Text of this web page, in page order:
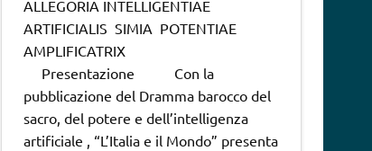
ALLEGORIA INTELLIGENTIAE
ARTIFICIALIS SIMIA POTENTIAE
AMPLIFICATRIX
Presentazione Con la
pubblicazione del Dramma barocco del
sacro, del potere e dell’intelligenza
artificiale , “L’Italia e il Mondo” presenta